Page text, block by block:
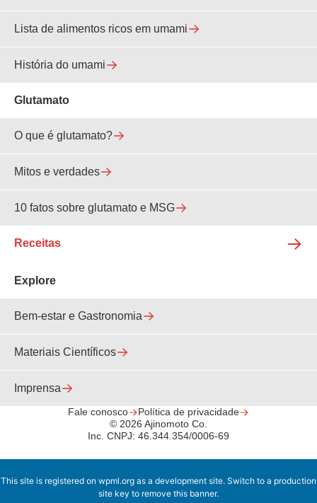
Lista de alimentos ricos em umami
História do umami
Glutamato
O que é glutamato?
Mitos e verdades
10 fatos sobre glutamato e MSG
Receitas
Explore
Bem-estar e Gastronomia
Materiais Científicos
Imprensa
Fale conosco
Política de privacidade
© 2026 Ajinomoto Co.
Inc. CNPJ: 46.344.354/0006-69
This site is registered on wpml.org as a development site. Switch to a production
site key to remove this banner.